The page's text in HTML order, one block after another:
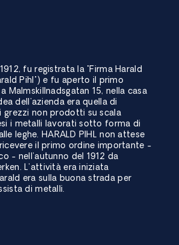
fu registrata la "Firma Harald
Pihl") e fu aperto il primo
Malmskillnadsgatan 15, nella casa
dell'azienda era quella di
grezzi non prodotti su scala
i metalli lavorati sotto forma di
leghe. HARALD PIHL non attese
il primo ordine importante -
- nell'autunno del 1912 da
L'attività era iniziata
era sulla buona strada per
di metalli.